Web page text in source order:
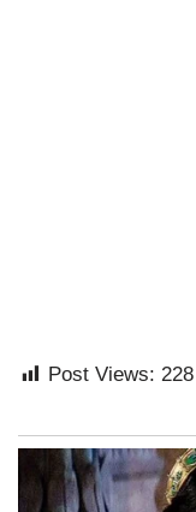
Post Views: 228